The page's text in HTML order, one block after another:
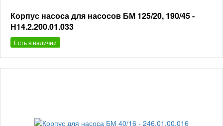
Корпус насоса для насосов БМ 125/20, 190/45 -
Н14.2.200.01.033
Есть в наличии